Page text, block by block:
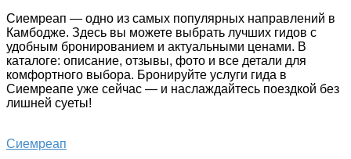
Сиемреап — одно из самых популярных направлений в
Камбодже. Здесь вы можете выбрать лучших гидов с
удобным бронированием и актуальными ценами. В
каталоге: описание, отзывы, фото и все детали для
комфортного выбора. Бронируйте услуги гида в
Сиемреапе уже сейчас — и наслаждайтесь поездкой без
лишней суеты!
Сиемреап